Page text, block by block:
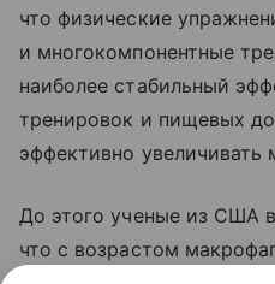
что физические
и многокомпонентные
наиболее стабильный
тренировок и пищевых
эффективно
До этого ученые из США
что с возрастом